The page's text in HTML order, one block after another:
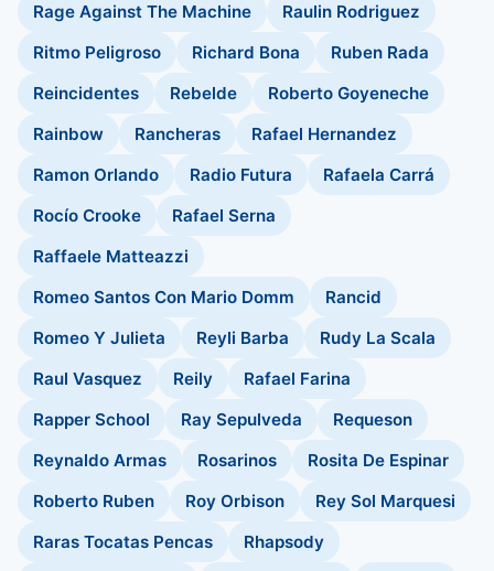
Rage Against The Machine
Raulin Rodriguez
Ritmo Peligroso
Richard Bona
Ruben Rada
Reincidentes
Rebelde
Roberto Goyeneche
Rainbow
Rancheras
Rafael Hernandez
Ramon Orlando
Radio Futura
Rafaela Carrá
Rocío Crooke
Rafael Serna
Raffaele Matteazzi
Romeo Santos Con Mario Domm
Rancid
Romeo Y Julieta
Reyli Barba
Rudy La Scala
Raul Vasquez
Reily
Rafael Farina
Rapper School
Ray Sepulveda
Requeson
Reynaldo Armas
Rosarinos
Rosita De Espinar
Roberto Ruben
Roy Orbison
Rey Sol Marquesi
Raras Tocatas Pencas
Rhapsody